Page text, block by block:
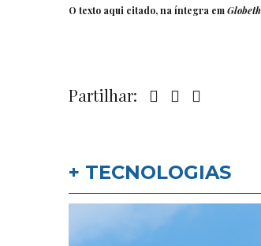
O texto aqui citado, na íntegra em
Partilhar:
+ TECNOLOGIAS